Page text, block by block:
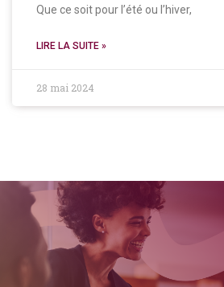
Que ce soit pour l’été ou l’hiver,
LIRE LA SUITE »
28 mai 2024